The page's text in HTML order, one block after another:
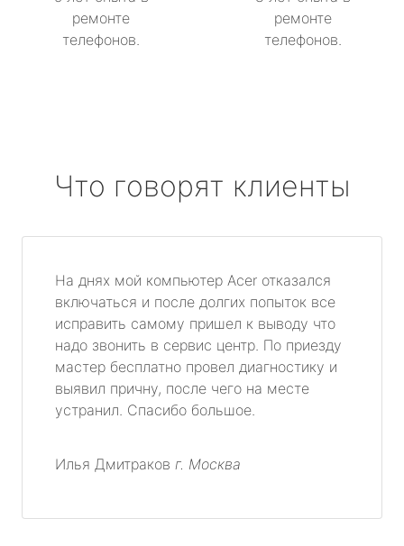
ремонте
телефонов.
ремонте
телефонов.
Что говорят клиенты
На днях мой компьютер Acer отказался
включаться и после долгих попыток все
исправить самому пришел к выводу что
надо звонить в сервис центр. По приезду
мастер бесплатно провел диагностику и
выявил причну, после чего на месте
устранил. Спасибо большое.
Илья Дмитраков г. Москва